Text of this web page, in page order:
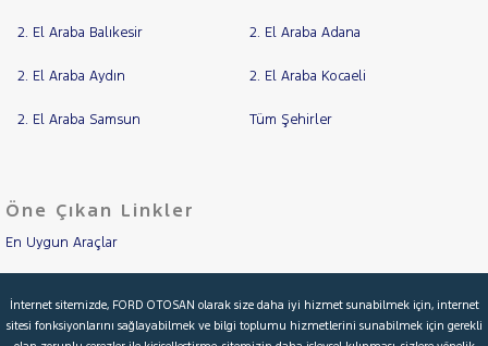
BLUEHDI
EAT6
EXPERT
EXPERT
TRAVELLER
PARTNER
RİFTER
2. El Araba Balıkesir 2. El Araba Adana
2. El Araba Aydın 2. El Araba Kocaeli
2. El Araba Samsun Tüm Şehirler
Öne Çıkan Linkler
En Uygun Araçlar
İkinci El Garanti
İnternet sitemizde, FORD OTOSAN olarak size daha iyi hizmet sunabilmek için, internet
sitesi fonksiyonlarını sağlayabilmek ve bilgi toplumu hizmetlerini sunabilmek için gerekli